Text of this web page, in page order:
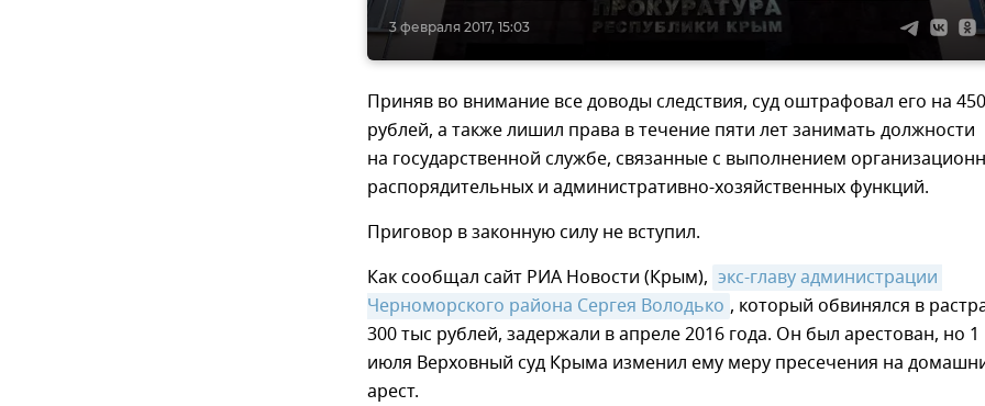
3 февраля 2017, 15:03
Приняв во внимание все доводы следствия, суд оштрафовал его на
рублей, а также лишил права в течение пяти лет занимать должности
на государственной службе, связанные с выполнением
распорядительных и административно-хозяйственных функций.
Приговор в законную силу не вступил.
Как сообщал сайт РИА Новости (Крым), экс-главу администрации
Черноморского района Сергея Володько , который обвинялся в
300 тыс рублей, задержали в апреле 2016 года. Он был арестован, но 1
июля Верховный суд Крыма изменил ему меру пресечения на
арест.